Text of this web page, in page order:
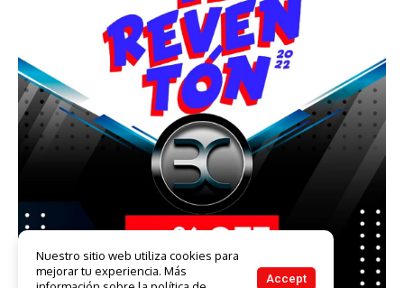
Nuestro sitio web utiliza cookies para
mejorar tu experiencia. Más
Accept